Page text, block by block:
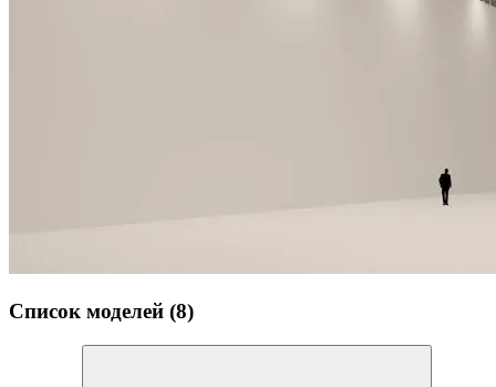
Список моделей (8)